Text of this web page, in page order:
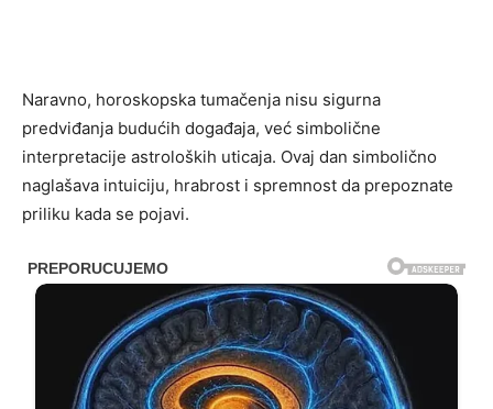
Naravno, horoskopska tumačenja nisu sigurna
predviđanja budućih događaja, već simbolične
interpretacije astroloških uticaja. Ovaj dan simbolično
naglašava intuiciju, hrabrost i spremnost da prepoznate
priliku kada se pojavi.